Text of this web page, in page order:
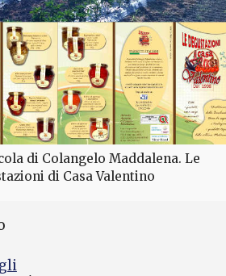
di Colangelo Maddalena. Le
di Casa Valentino